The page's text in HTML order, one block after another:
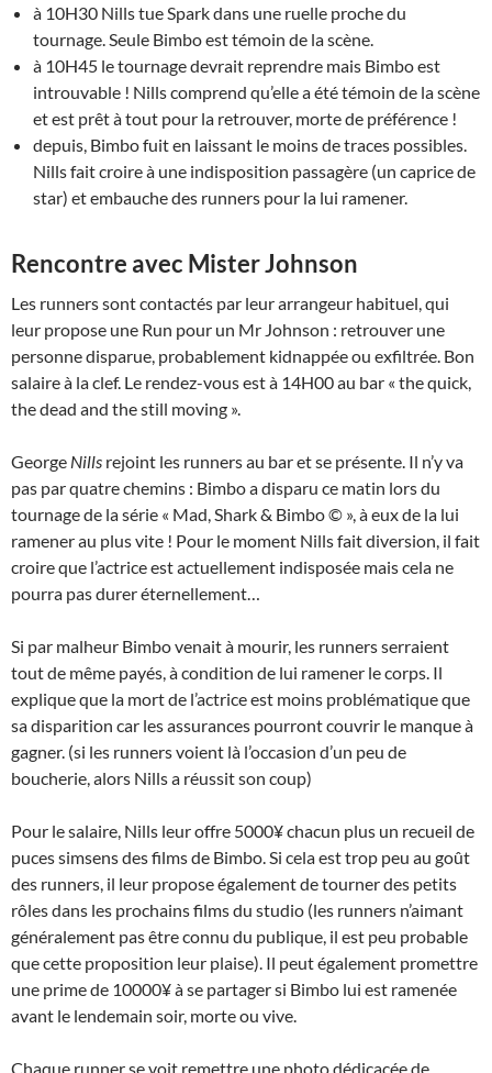
à 10H30 Nills tue Spark dans une ruelle proche du
tournage. Seule Bimbo est témoin de la scène.
à 10H45 le tournage devrait reprendre mais Bimbo est
introuvable ! Nills comprend qu’elle a été témoin de la scène
et est prêt à tout pour la retrouver, morte de préférence !
depuis, Bimbo fuit en laissant le moins de traces possibles.
Nills fait croire à une indisposition passagère (un caprice de
star) et embauche des runners pour la lui ramener.
Rencontre avec Mister Johnson
Les runners sont contactés par leur arrangeur habituel, qui
leur propose une Run pour un Mr Johnson : retrouver une
personne disparue, probablement kidnappée ou exfiltrée. Bon
salaire à la clef. Le rendez-vous est à 14H00 au bar « the quick,
the dead and the still moving ».
George Nills rejoint les runners au bar et se présente. Il n’y va
pas par quatre chemins : Bimbo a disparu ce matin lors du
tournage de la série « Mad, Shark & Bimbo © », à eux de la lui
ramener au plus vite ! Pour le moment Nills fait diversion, il fait
croire que l’actrice est actuellement indisposée mais cela ne
pourra pas durer éternellement…
Si par malheur Bimbo venait à mourir, les runners serraient
tout de même payés, à condition de lui ramener le corps. Il
explique que la mort de l’actrice est moins problématique que
sa disparition car les assurances pourront couvrir le manque à
gagner. (si les runners voient là l’occasion d’un peu de
boucherie, alors Nills a réussit son coup)
Pour le salaire, Nills leur offre 5000¥ chacun plus un recueil de
puces simsens des films de Bimbo. Si cela est trop peu au goût
des runners, il leur propose également de tourner des petits
rôles dans les prochains films du studio (les runners n’aimant
généralement pas être connu du publique, il est peu probable
que cette proposition leur plaise). Il peut également promettre
une prime de 10000¥ à se partager si Bimbo lui est ramenée
avant le lendemain soir, morte ou vive.
Chaque runner se voit remettre une photo dédicacée de